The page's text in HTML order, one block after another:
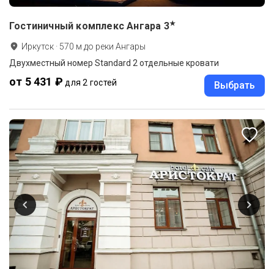
Гостиничный комплекс Ангара 3★
Иркутск · 570 м до реки Ангары
Двухместный номер Standard 2 отдельные кровати
от 5 431 ₽ для 2 гостей Выбрать